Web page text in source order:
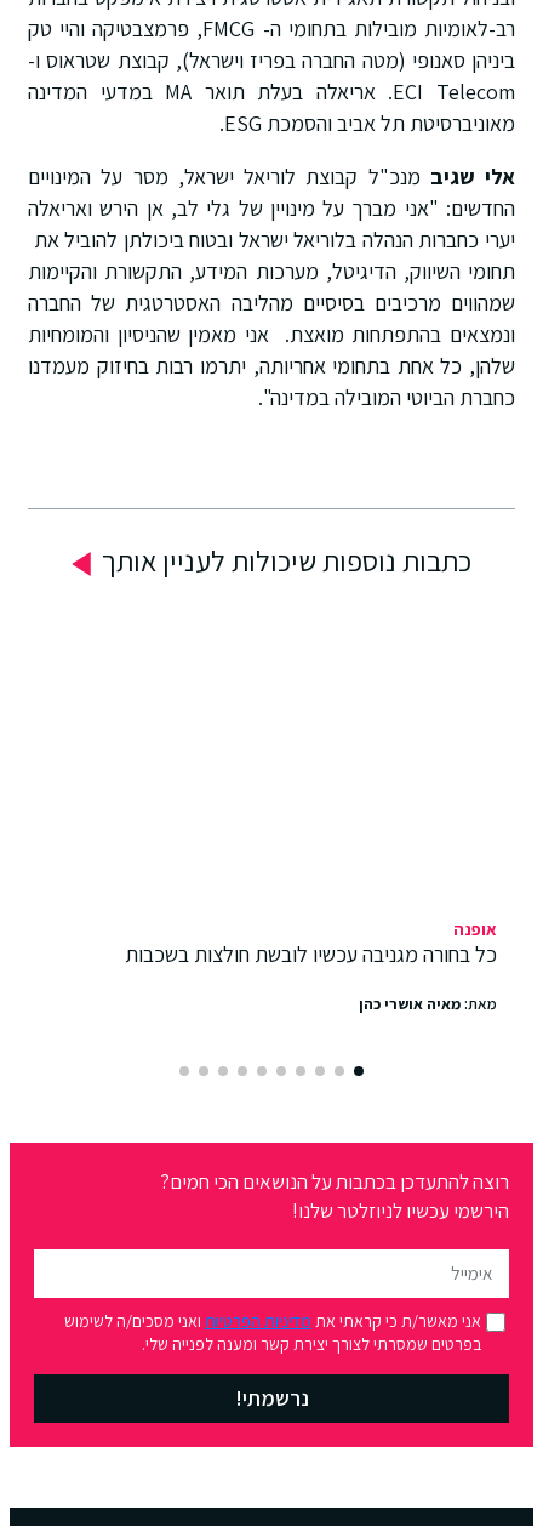
רב-לאומיות מובילות בתחומי ה- FMCG, פרמצבטיקה והיי טק
ביניהן סאנופי (מטה החברה בפריז וישראל), קבוצת שטראוס ו-
ECI Telecom. אריאלה בעלת תואר MA במדעי המדינה
מאוניברסיטת תל אביב והסמכת ESG.
אלי שגיב מנכ"ל קבוצת לוריאל ישראל, מסר על המינויים
החדשים: "אני מברך על מינויין של גלי לב, אן הירש ואריאלה
יערי כחברות הנהלה בלוריאל ישראל ובטוח ביכולתן להוביל את
תחומי השיווק, הדיגיטל, מערכות המידע, התקשורת והקיימות
שמהווים מרכיבים בסיסיים מהליבה האסטרטגית של החברה
ונמצאים בהתפתחות מואצת. אני מאמין שהניסיון והמומחיות
שלהן, כל אחת בתחומי אחריותה, יתרמו רבות בחיזוק מעמדנו
כחברת הביוטי המובילה במדינה".
כתבות נוספות שיכולות לעניין אותך
אופנה
כל בחורה מגניבה עכשיו לובשת חולצות בשכבות
מאת:מאיה אושרי כהן
רוצה להתעדכן בכתבות על הנושאים הכי חמים?
הירשמי עכשיו לניוזלטר שלנו!
אני מאשר/ת כי קראתי את מדיניות הפרטיות ואני מסכים/ה לשימוש
בפרטים שמסרתי לצורך יצירת קשר ומענה לפנייה שלי.
נרשמתי!